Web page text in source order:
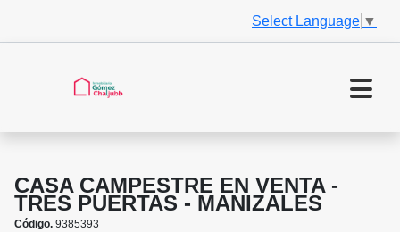
Select Language ▼
CASA CAMPESTRE EN VENTA -
TRES PUERTAS - MANIZALES
Código. 9385393